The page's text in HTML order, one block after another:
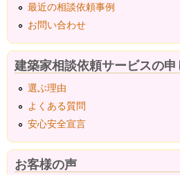
最近の相談依頼事例
お問い合わせ
建築家相談依頼サービスの
選ぶ理由
よくある質問
安心安全宣言
お客様の声